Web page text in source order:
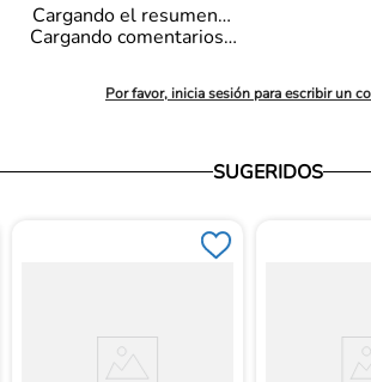
Cargando el resumen…
Por favor, inicia sesión para escribir un
Cargando comentarios…
SUGERIDOS